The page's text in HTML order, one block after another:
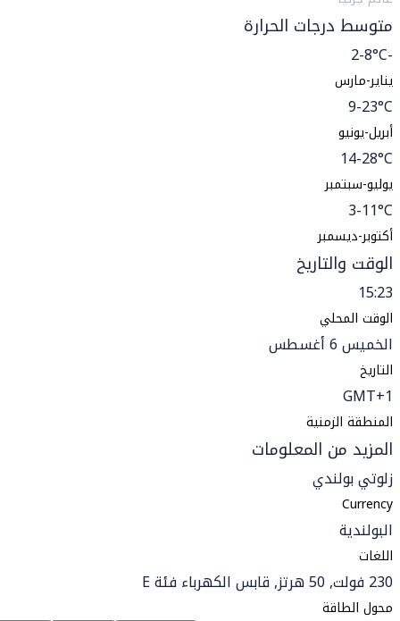
متوسط درجات الحرارة
-2-8°C
يناير-مارس
9-23°C
أبريل-يونيو
14-28°C
يوليو-سبتمبر
3-11°C
أكتوبر-ديسمبر
الوقت والتاريخ
15:23
الوقت المحلي
الخميس 6 أغسطس
التاريخ
GMT+1
المنطقة الزمنية
المزيد من المعلومات
زلوتي بولندي
Currency
البولندية
اللغات
230 فولت, 50 هرتز, قابس الكهرباء فئة E
محول الطاقة